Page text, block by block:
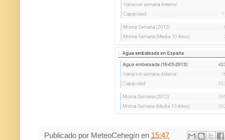
Publicado por MeteoCehegín en 15:47